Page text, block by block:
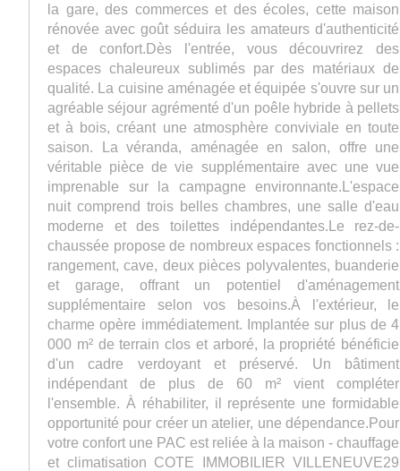
la gare, des commerces et des écoles, cette maison
rénovée avec goût séduira les amateurs d'authenticité
et de confort.Dès l'entrée, vous découvrirez des
espaces chaleureux sublimés par des matériaux de
qualité. La cuisine aménagée et équipée s'ouvre sur un
agréable séjour agrémenté d'un poêle hybride à pellets
et à bois, créant une atmosphère conviviale en toute
saison. La véranda, aménagée en salon, offre une
véritable pièce de vie supplémentaire avec une vue
imprenable sur la campagne environnante.L'espace
nuit comprend trois belles chambres, une salle d'eau
moderne et des toilettes indépendantes.Le rez-de-
chaussée propose de nombreux espaces fonctionnels :
rangement, cave, deux pièces polyvalentes, buanderie
et garage, offrant un potentiel d'aménagement
supplémentaire selon vos besoins.À l'extérieur, le
charme opère immédiatement. Implantée sur plus de 4
000 m² de terrain clos et arboré, la propriété bénéficie
d'un cadre verdoyant et préservé. Un bâtiment
indépendant de plus de 60 m² vient compléter
l'ensemble. À réhabiliter, il représente une formidable
opportunité pour créer un atelier, une dépendance.Pour
votre confort une PAC est reliée à la maison - chauffage
et climatisation COTE IMMOBILIER VILLENEUVE29